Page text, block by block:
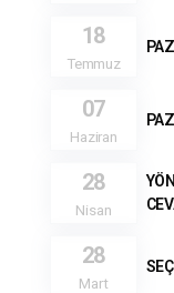
18
Temmuz
07
Haziran
28
Nisan
28
Mart